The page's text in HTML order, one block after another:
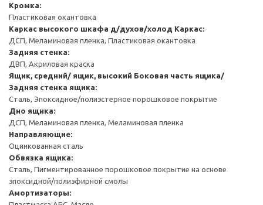
Кромка:
Пластиковая окантовка
Каркас высокого шкафа д/духов/холод Каркас:
ДСП, Меламиновая пленка, Пластиковая окантовка
Задняя стенка:
ДВП, Акриловая краска
Ящик, средний/ ящик, высокий Боковая часть ящика/
Задняя стенка ящика:
Сталь, Эпоксидное/полиэстерное порошковое покрытие
Дно ящика:
ДСП, Меламиновая пленка, Меламиновая пленка
Направляющие:
Оцинкованная сталь
Обвязка ящика:
Сталь, Пигментированное порошковое покрытие на основе
эпоксидной/полиэфирной смолы
Амортизаторы: